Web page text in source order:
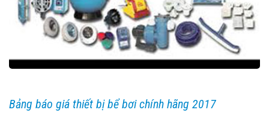
Bảng báo giá thiết bị bể bơi chính hãng 2017